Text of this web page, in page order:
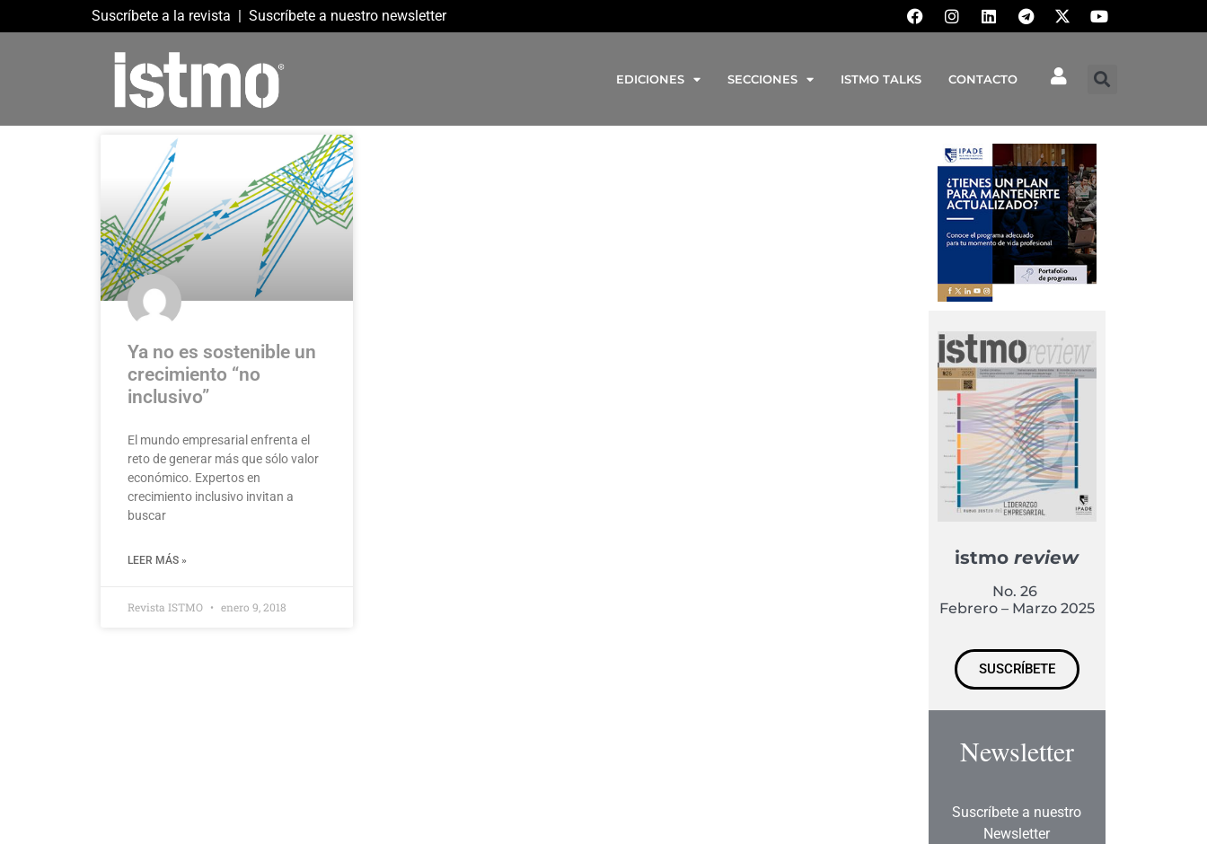
Suscríbete a la revista | Suscríbete a nuestro newsletter
EDICIONES SECCIONES ISTMO TALKS CONTACTO
Ya no es sostenible un
crecimiento “no
inclusivo”
El mundo empresarial enfrenta el
reto de generar más que sólo valor
económico. Expertos en
crecimiento inclusivo invitan a
buscar
LEER MÁS »
Revista ISTMO enero 9, 2018
istmoreview
No. 26
Febrero – Marzo 2025
SUSCRÍBETE
Newsletter
Suscríbete a nuestro
Newsletter